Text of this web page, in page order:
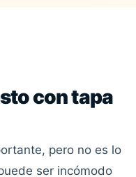
con tapa
pero no es lo
ser incómodo